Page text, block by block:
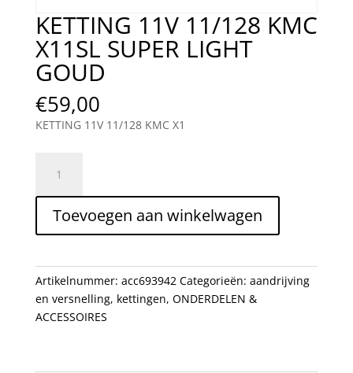
KETTING 11V 11/128 KMC
X11SL SUPER LIGHT
GOUD
€59,00
KETTING 11V 11/128 KMC X1
11/128
KMC
X11SL
LIGHT
GOUD
aantal
Toevoegen aan winkelwagen
Artikelnummer: acc693942 Categorieën: aandrijving
en versnelling, kettingen, ONDERDELEN &
ACCESSOIRES